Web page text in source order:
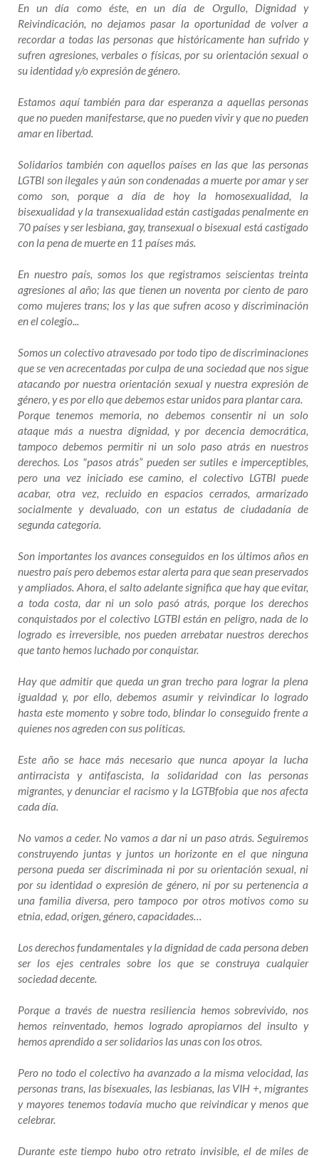
En un día como éste, en un día de Orgullo, Dignidad y
Reivindicación, no dejamos pasar la oportunidad de volver a
recordar a todas las personas que históricamente han sufrido y
sufren agresiones, verbales o físicas, por su orientación sexual o
su identidad y/o expresión de género.
Estamos aquí también para dar esperanza a aquellas personas
que no pueden manifestarse, que no pueden vivir y que no pueden
amar en libertad.
Solidarios también con aquellos países en las que las personas
LGTBI son ilegales y aún son condenadas a muerte por amar y ser
como son, porque a día de hoy la homosexualidad, la
bisexualidad y la transexualidad están castigadas penalmente en
70 países y ser lesbiana, gay, transexual o bisexual está castigado
con la pena de muerte en 11 países más.
En nuestro país, somos los que registramos seiscientas treinta
agresiones al año; las que tienen un noventa por ciento de paro
como mujeres trans; los y las que sufren acoso y discriminación
en el colegio...
Somos un colectivo atravesado por todo tipo de discriminaciones
que se ven acrecentadas por culpa de una sociedad que nos sigue
atacando por nuestra orientación sexual y nuestra expresión de
género, y es por ello que debemos estar unidos para plantar cara.
Porque tenemos memoria, no debemos consentir ni un solo
ataque más a nuestra dignidad, y por decencia democrática,
tampoco debemos permitir ni un solo paso atrás en nuestros
derechos. Los "pasos atrás” pueden ser sutiles e imperceptibles,
pero una vez iniciado ese camino, el colectivo LGTBI puede
acabar, otra vez, recluido en espacios cerrados, armarizado
socialmente y devaluado, con un estatus de ciudadanía de
segunda categoría.
Son importantes los avances conseguidos en los últimos años en
nuestro país pero debemos estar alerta para que sean preservados
y ampliados. Ahora, el salto adelante significa que hay que evitar,
a toda costa, dar ni un solo pasó atrás, porque los derechos
conquistados por el colectivo LGTBI están en peligro, nada de lo
logrado es irreversible, nos pueden arrebatar nuestros derechos
que tanto hemos luchado por conquistar.
Hay que admitir que queda un gran trecho para lograr la plena
igualdad y, por ello, debemos asumir y reivindicar lo logrado
hasta este momento y sobre todo, blindar lo conseguido frente a
quienes nos agreden con sus políticas.
Este año se hace más necesario que nunca apoyar la lucha
antirracista y antifascista, la solidaridad con las personas
migrantes, y denunciar el racismo y la LGTBfobia que nos afecta
cada día.
No vamos a ceder. No vamos a dar ni un paso atrás. Seguiremos
construyendo juntas y juntos un horizonte en el que ninguna
persona pueda ser discriminada ni por su orientación sexual, ni
por su identidad o expresión de género, ni por su pertenencia a
una familia diversa, pero tampoco por otros motivos como su
etnia, edad, origen, género, capacidades…
Los derechos fundamentales y la dignidad de cada persona deben
ser los ejes centrales sobre los que se construya cualquier
sociedad decente.
Porque a través de nuestra resiliencia hemos sobrevivido, nos
hemos reinventado, hemos logrado apropiarnos del insulto y
hemos aprendido a ser solidarios las unas con los otros.
Pero no todo el colectivo ha avanzado a la misma velocidad, las
personas trans, las bisexuales, las lesbianas, las VIH +, migrantes
y mayores tenemos todavía mucho que reivindicar y menos que
celebrar.
Durante este tiempo hubo otro retrato invisible, el de miles de